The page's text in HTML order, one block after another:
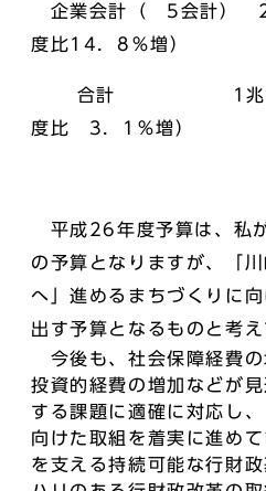
企業会計（ 5会計） 2
度比14．8％増）
合計 1兆3，359
度比 3．1％増）
平成26年度予算は、私
の予算となりますが、「
へ」進めるまちづくりに
出す予算となるものと考え
今後も、社会保障経費の
投資的経費の増加などが
する課題に適確に対応し
向けた取組を着実に進め
を支える持続可能な行財